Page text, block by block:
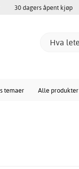
30 dagers åpent kjøp
temaer Alle produkter